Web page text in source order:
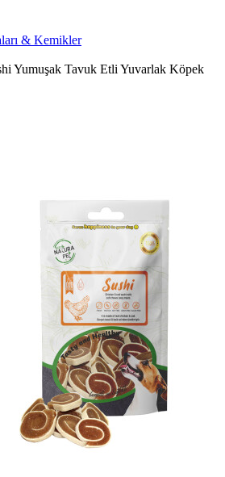
& Kemikler
Yumuşak Tavuk Etli Yuvarlak Köpek